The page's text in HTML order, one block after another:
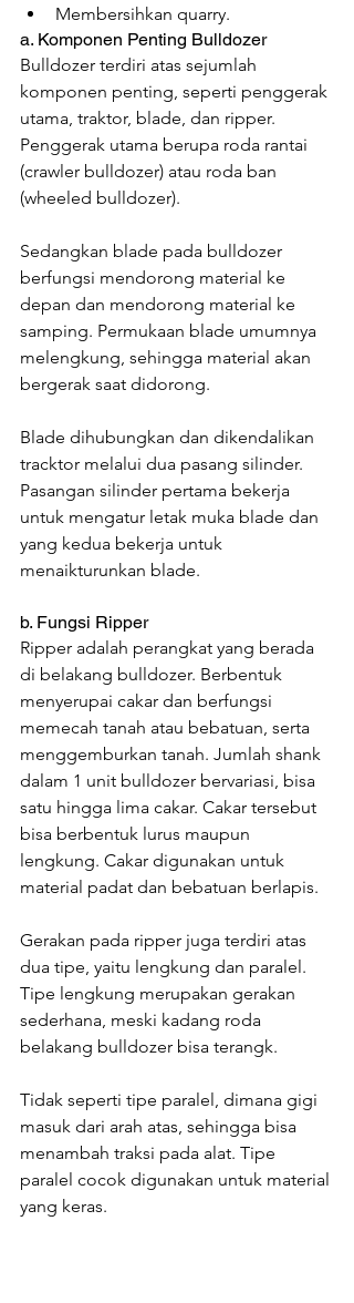
Membersihkan quarry.
a. Komponen Penting Bulldozer
Bulldozer terdiri atas sejumlah
komponen penting, seperti penggerak
utama, traktor, blade, dan ripper.
Penggerak utama berupa roda rantai
(crawler bulldozer) atau roda ban
(wheeled bulldozer).
Sedangkan blade pada bulldozer
berfungsi mendorong material ke
depan dan mendorong material ke
samping. Permukaan blade umumnya
melengkung, sehingga material akan
bergerak saat didorong.
Blade dihubungkan dan dikendalikan
tracktor melalui dua pasang silinder.
Pasangan silinder pertama bekerja
untuk mengatur letak muka blade dan
yang kedua bekerja untuk
menaikturunkan blade.
b. Fungsi Ripper
Ripper adalah perangkat yang berada
di belakang bulldozer. Berbentuk
menyerupai cakar dan berfungsi
memecah tanah atau bebatuan, serta
menggemburkan tanah. Jumlah shank
dalam 1 unit bulldozer bervariasi, bisa
satu hingga lima cakar. Cakar tersebut
bisa berbentuk lurus maupun
lengkung. Cakar digunakan untuk
material padat dan bebatuan berlapis.
Gerakan pada ripper juga terdiri atas
dua tipe, yaitu lengkung dan paralel.
Tipe lengkung merupakan gerakan
sederhana, meski kadang roda
belakang bulldozer bisa terangk.
Tidak seperti tipe paralel, dimana gigi
masuk dari arah atas, sehingga bisa
menambah traksi pada alat. Tipe
paralel cocok digunakan untuk material
yang keras.